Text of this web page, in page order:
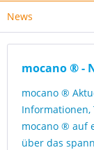
News
mocano ® -
mocano ®
Informationen,
mocano ® auf
über das